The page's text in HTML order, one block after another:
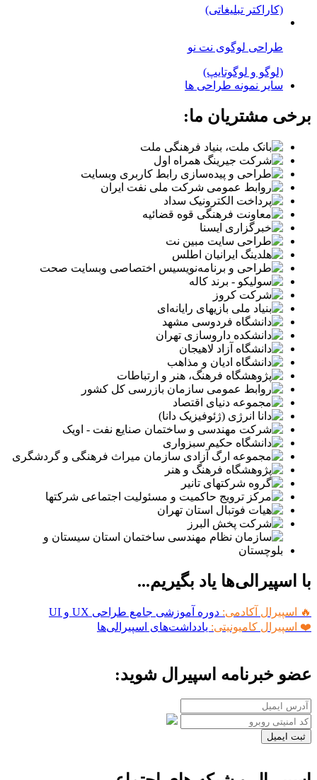
(کاراکتر تبلیغاتی)
طراحی لوگوی نت نو
(لوگو و لوگوتایپ)
سایر نمونه طراحی ها
برخی مشتریان ما:
با اسپیرالی‌ها یاد بگیریم...
🔥 اسپیرال آکادمی: دوره آموزشی جامع طراحی UX و UI
❤️ اسپیرال کامیونیتی: یادداشت‌های اسپیرالی‌ها
عضو خبرنامه اسپیرال شوید:
ثبت ایمیل